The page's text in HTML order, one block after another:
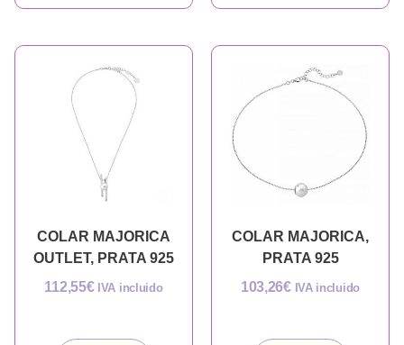
COLAR MAJORICA
OUTLET, PRATA 925
112,55€ IVA incluido
COLAR MAJORICA,
PRATA 925
103,26€ IVA incluido